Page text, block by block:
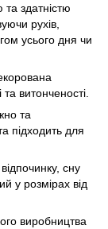
здатністю
рухів,
усього дня чи
витонченості.
та
підходить для
сну
у розмірах від
виробництва